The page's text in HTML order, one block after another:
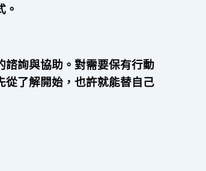
諮詢與協助。對需要保有行動
從了解開始，也許就能替自己